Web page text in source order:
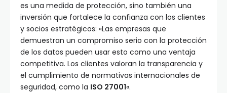
es una medida de protección, sino también una
inversión que fortalece la confianza con los clientes
y socios estratégicos: «Las empresas que
demuestran un compromiso serio con la protección
de los datos pueden usar esto como una ventaja
competitiva. Los clientes valoran la transparencia y
el cumplimiento de normativas internacionales de
seguridad, como la ISO 27001«.